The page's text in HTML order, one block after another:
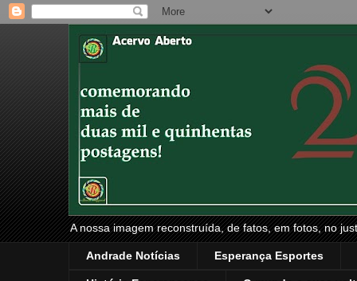
A nossa imagem reconstruída, de fatos, em fotos, no
Andrade Notícias Esperança Esportes